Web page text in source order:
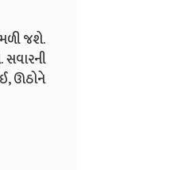
જશે.
,ઊઠોને